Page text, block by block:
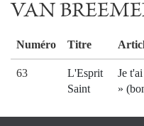
VAN
Numéro Titre
63
L'Esprit
Saint
Je
»